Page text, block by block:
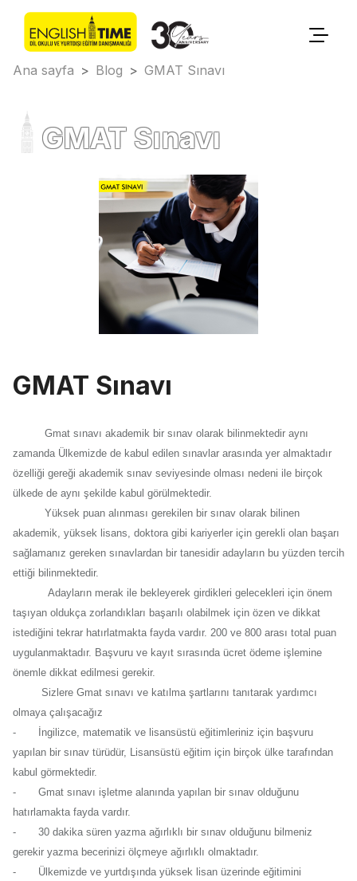
Ana sayfa > Blog > GMAT Sınavı
GMAT Sınavı
GMAT Sınavı
Gmat sınavı akademik bir sınav olarak bilinmektedir aynı
zamanda Ülkemizde de kabul edilen sınavlar arasında yer almaktadır
özelliği gereği akademik sınav seviyesinde olması nedeni ile birçok
ülkede de aynı şekilde kabul görülmektedir.
Yüksek puan alınması gerekilen bir sınav olarak bilinen
akademik, yüksek lisans, doktora gibi kariyerler için gerekli olan başarı
sağlamanız gereken sınavlardan bir tanesidir adayların bu yüzden tercih
ettiği bilinmektedir.
Adayların merak ile bekleyerek girdikleri gelecekleri için önem
taşıyan oldukça zorlandıkları başarılı olabilmek için özen ve dikkat
istediğini tekrar hatırlatmakta fayda vardır. 200 ve 800 arası total puan
uygulanmaktadır. Başvuru ve kayıt sırasında ücret ödeme işlemine
önemle dikkat edilmesi gerekir.
Sizlere Gmat sınavı ve katılma şartlarını tanıtarak yardımcı
olmaya çalışacağız
-
İngilizce, matematik ve lisansüstü eğitimleriniz için başvuru
yapılan bir sınav türüdür, Lisansüstü eğitim için birçok ülke tarafından
kabul görmektedir.
-
Gmat sınavı işletme alanında yapılan bir sınav olduğunu
hatırlamakta fayda vardır.
-
30 dakika süren yazma ağırlıklı bir sınav olduğunu bilmeniz
gerekir yazma becerinizi ölçmeye ağırlıklı olmaktadır.
-
Ülkemizde ve yurtdışında yüksek lisan üzerinde eğitimini